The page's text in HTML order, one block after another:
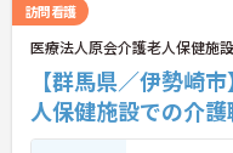
訪問看護
医療法人原会介護老人保健施
【群馬県／伊勢崎
人保健施設での介